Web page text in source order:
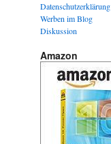
Datenschutzerklärung
Werben im Blog
Diskussion
Amazon